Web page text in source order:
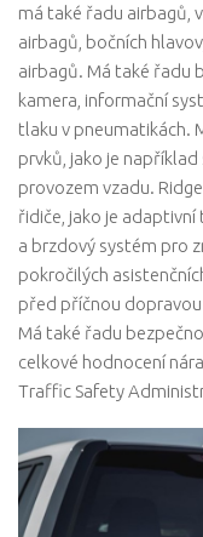
má také řadu airbagů,
airbagů, bočních
airbagů. Má také řadu
kamera, informační
tlaku v pneumatikách.
prvků, jako je
provozem vzadu.
řidiče, jako je
a brzdový systém pro
pokročilých
před příčnou
Má také řadu
celkové hodnocení
Traffic Safety